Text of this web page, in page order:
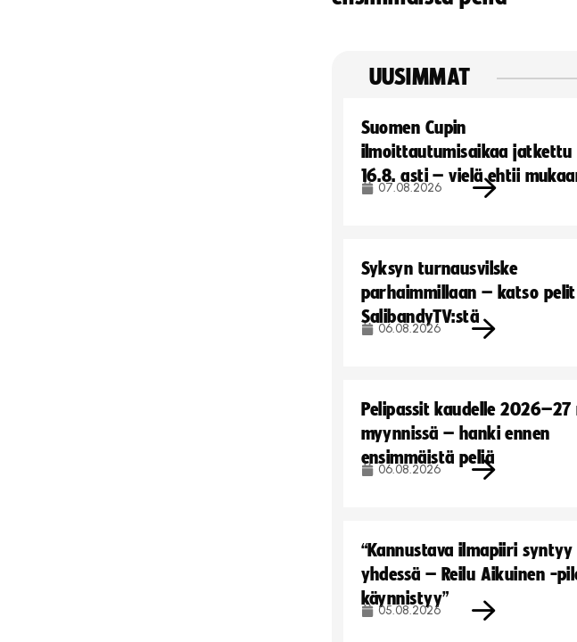
UUSIMMAT
Suomen Cupin
ilmoittautumisaikaa jatkettu
16.8. asti – vielä ehtii
07.08.2026
Syksyn turnausvilske
parhaimmillaan – katso pelit
SalibandyTV:stä
06.08.2026
Pelipassit kaudelle
myynnissä – hanki ennen
ensimmäistä peliä
06.08.2026
“Kannustava ilmapiiri syntyy
yhdessä – Reilu Aikuinen -
käynnistyy”
05.08.2026